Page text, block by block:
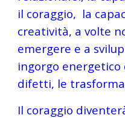
il coraggio,  la
creatività, a volte
emergere e a
ingorgo energetico
difetti, le
Il coraggio